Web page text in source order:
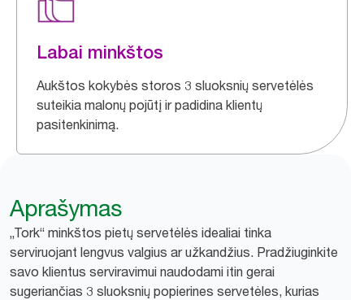
Labai minkštos
Aukštos kokybės storos 3 sluoksnių servetėlės
suteikia malonų pojūtį ir padidina klientų
pasitenkinimą.
Aprašymas
„Tork“ minkštos pietų servetėlės idealiai tinka
serviruojant lengvus valgius ar užkandžius. Pradžiuginkite
savo klientus serviravimui naudodami itin gerai
sugeriančias 3 sluoksnių popierines servetėles, kurias